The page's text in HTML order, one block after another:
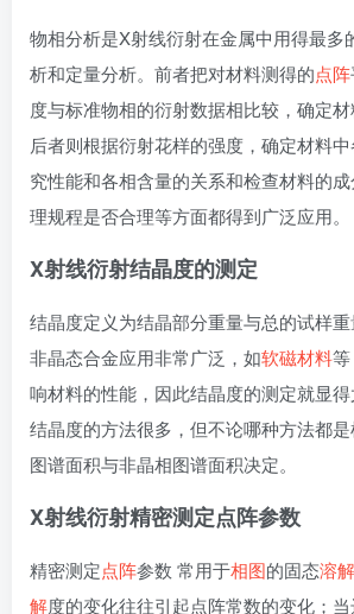
物相分析是X射线衍射在金属中用得最多
析和定量分析。前者把对材料测得的点阵
度与标准物相的衍射数据相比较，确定材
后者则根据衍射花样的强度，确定材料
究性能和各相含量的关系和检查材料的
理规程是否合理等方面都得到广泛应用。
X射线衍射结晶度的测定
结晶度定义为结晶部分重量与总的试样重
非晶态合金应用非常广泛，如软磁材料
响材料的性能，因此结晶度的测定就显
结晶度的方法很多，但不论哪种方法都
图谱面积与非晶相图谱面积决定。
X射线衍射精密测定点阵参数
精密测定点阵参数 常用于相图的固态溶
解度的变化往往引起点阵常数的变化；